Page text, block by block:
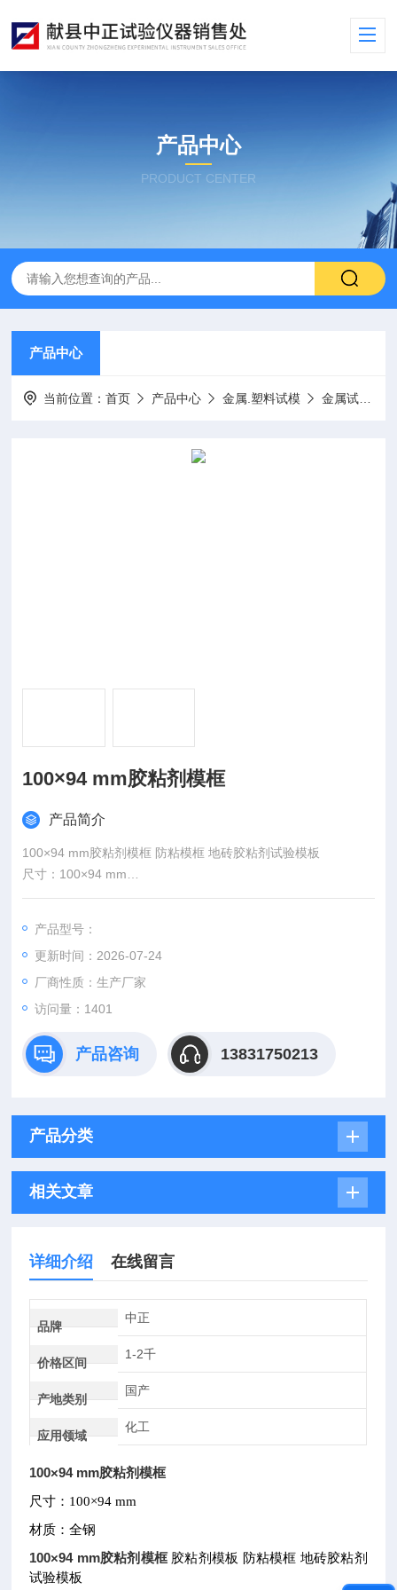
产品中心
PRODUCT CENTER
产品中心
当前位置：首页 产品中心 金属.塑料试模 金属试模
100×94 mm胶粘剂模框
产品简介
100×94 mm胶粘剂模框 防粘模框 地砖胶粘剂试验模板
尺寸：100×94 mm
材质：全钢
产品型号：
更新时间：2026-07-24
厂商性质：生产厂家
访问量：1401
产品咨询 13831750213
产品分类
相关文章
详细介绍 在线留言
品牌
中正
价格区间
1-2千
产地类别
国产
应用领域
化工
100×94 mm胶粘剂模框
尺寸： 100×94 mm
材质：全钢
100×94 mm胶粘剂模框 胶粘剂模板 防粘模框 地砖胶粘剂
试验模板